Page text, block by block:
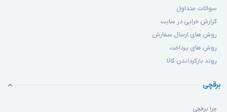
سوالات متداول
گزارش خرابی در سایت
روش های ارسال سفارش
روش های پرداخت
روند بازگرداندن کالا
برقچی
چرا برقچی